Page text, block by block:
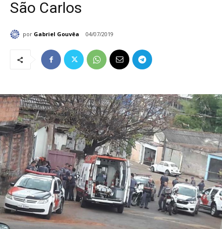
São Carlos
por Gabriel Gouvêa 04/07/2019